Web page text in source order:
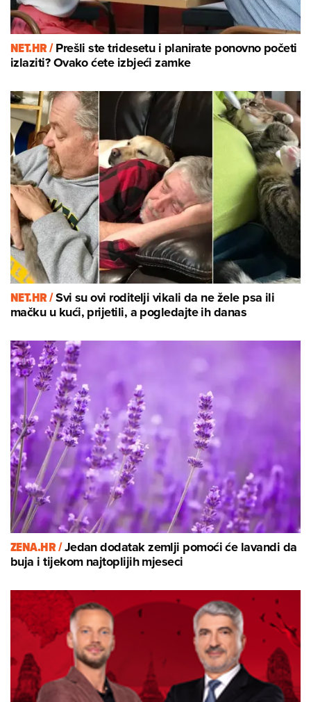
NET.HR /Prešli ste tridesetu i planirate ponovno početi
izlaziti? Ovako ćete izbjeći zamke
NET.HR /Svi su ovi roditelji vikali da ne žele psa ili
mačku u kući, prijetili, a pogledajte ih danas
ZENA.HR /Jedan dodatak zemlji pomoći će lavandi da
buja i tijekom najtoplijih mjeseci